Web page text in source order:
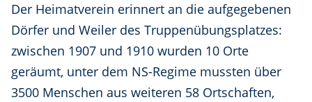
Der Heimatverein erinnert an die aufgegebenen
Dörfer und Weiler des Truppenübungsplatzes:
zwischen 1907 und 1910 wurden 10 Orte
geräumt, unter dem NS-Regime mussten über
3500 Menschen aus weiteren 58 Ortschaften,